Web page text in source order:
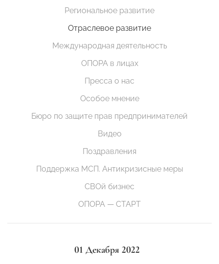
Региональное развитие
Отраслевое развитие
Международная деятельность
ОПОРА в лицах
Пресса о нас
Особое мнение
Бюро по защите прав предпринимателей
Видео
Поздравления
Поддержка МСП. Антикризисные меры
СВОй бизнес
ОПОРА — СТАРТ
01 Декабря 2022